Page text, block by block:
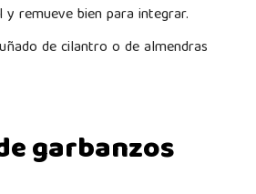
remueve bien para integrar.
de cilantro o de almendras
garbanzos